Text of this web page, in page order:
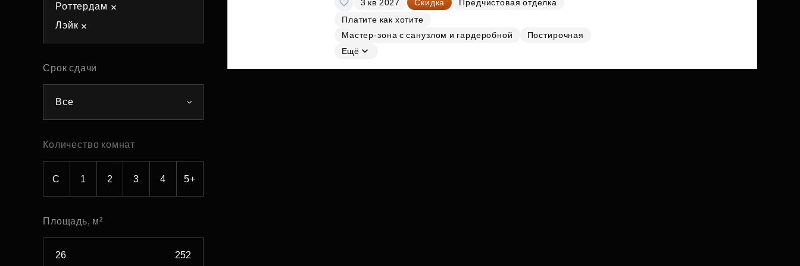
Субсидии
Роттердам
Лэйк
Срок сдачи
Все
Количество комнат
С 1 2 3 4 5+
Площадь, м²
3 кв 2027 Скидка
Предчистовая отделка
Платите как хотите
Мастер-зона с санузлом и гардеробной
Постирочная
Ещё